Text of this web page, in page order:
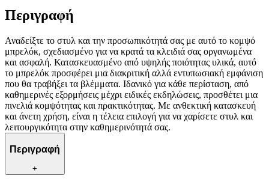
Περιγραφή
Αναδείξτε το στυλ και την προσωπικότητά σας με αυτό το κομψό
μπρελόκ, σχεδιασμένο για να κρατά τα κλειδιά σας οργανωμένα
και ασφαλή. Κατασκευασμένο από υψηλής ποιότητας υλικά, αυτό
το μπρελόκ προσφέρει μια διακριτική αλλά εντυπωσιακή εμφάνιση
που θα τραβήξει τα βλέμματα. Ιδανικό για κάθε περίσταση, από
καθημερινές εξορμήσεις μέχρι ειδικές εκδηλώσεις, προσθέτει μια
πινελιά κομψότητας και πρακτικότητας. Με ανθεκτική κατασκευή
και άνετη χρήση, είναι η τέλεια επιλογή για να χαρίσετε στυλ και
λειτουργικότητα στην καθημερινότητά σας.
Περιγραφή
+